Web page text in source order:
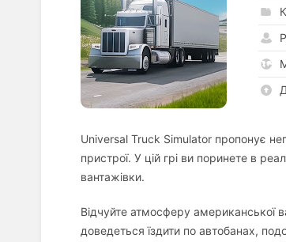
Universal Truck Simulator пропонує
пристрої. У цій грі ви поринете в
вантажівки.
Відчуйте атмосферу американської
доведеться їздити по автобанах,